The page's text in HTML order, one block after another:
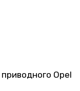
Opel